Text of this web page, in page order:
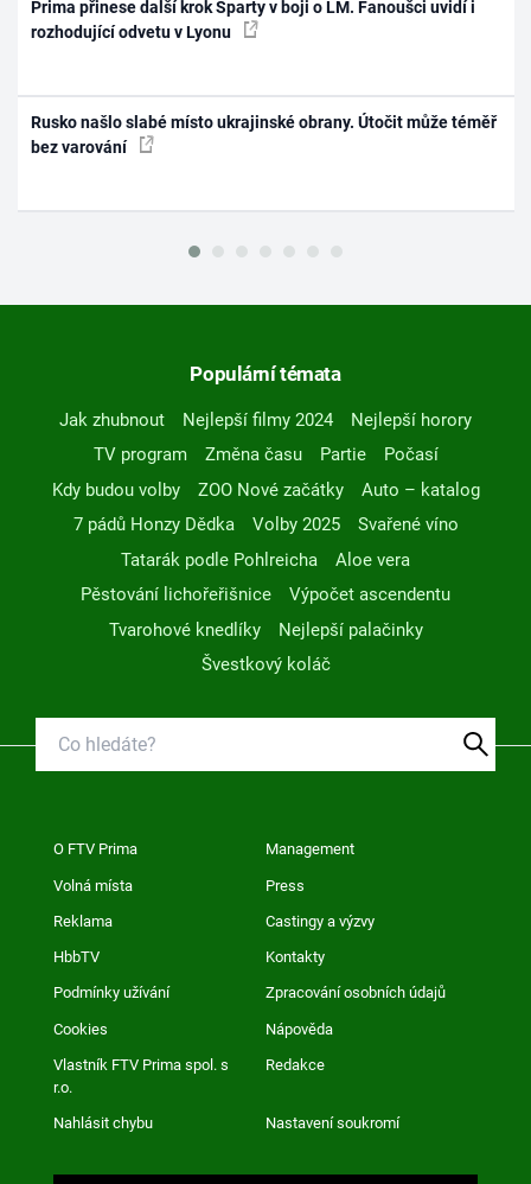
Prima přinese další krok Sparty v boji o LM. Fanoušci uvidí i
rozhodující odvetu v Lyonu
Rusko našlo slabé místo ukrajinské obrany. Útočit může téměř
bez varování
Populární témata
Jak zhubnout Nejlepší filmy 2024
Nejlepší horory
TV program
Změna času Partie
Počasí
Kdy budou volby
ZOO Nové začátky
Auto – katalog
7 pádů Honzy Dědka
Volby 2025
Svařené víno
Tatarák podle Pohlreicha
Aloe vera
Pěstování lichořeřišnice
Výpočet ascendentu
Tvarohové knedlíky
Nejlepší palačinky
Švestkový koláč
O FTV Prima Management
Volná místa Press
Reklama Castingy a výzvy
HbbTV Kontakty
Podmínky užívání Zpracování osobních údajů
Cookies Nápověda
Vlastník FTV Prima spol. s
r.o.
Redakce
Nahlásit chybu Nastavení soukromí